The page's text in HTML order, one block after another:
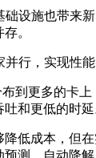
设施也带来
。
行，实现性能
更多的卡上
和更低的时
成本，但在